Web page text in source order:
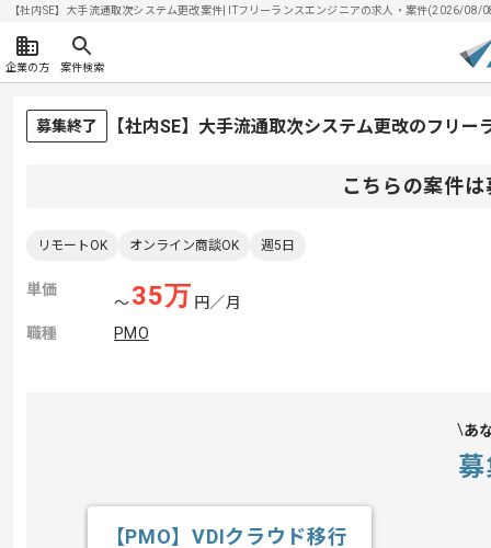
【社内SE】大手流通取次システム更改案件| ITフリーランスエンジニアの求人・案件(2026/08/
企業の方 案件検索
募集終了 【社内SE】大手流通取次システム更改のフリー
こちらの案件
リモートOK オンライン商談OK 週5日
単価
〜35万 円／月
職種
PMO
あ
【PMO】VDIクラウド移行